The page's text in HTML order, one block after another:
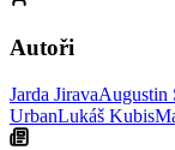
Autoři
Jarda JiravaAugustin
UrbanLukáš Kubis